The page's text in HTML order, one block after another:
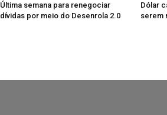
Última semana para renegociar
dívidas por meio do Desenrola 2.0
Dólar
serem